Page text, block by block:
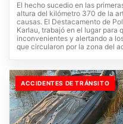
El hecho sucedio en las
altura del kilómetro 370 de la
causas. El Destacamento de
Karlau, trabajó en el lugar para
inconvenientes y alertando a
que circularon por la zona del
ACCIDENTES DE TRÁNSITO